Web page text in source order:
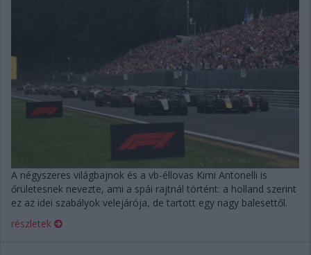
A négyszeres világbajnok és a vb-éllovas Kimi Antonelli is
őrületesnek nevezte, ami a spái rajtnál történt: a holland szerint
ez az idei szabályok velejárója, de tartott egy nagy balesettől.
részletek